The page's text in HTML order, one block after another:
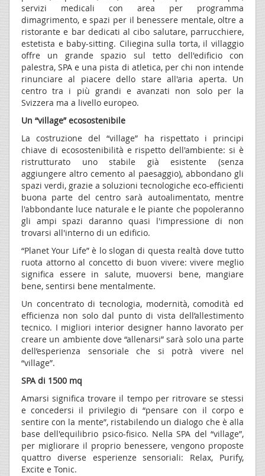
servizi medicali con area per programma
dimagrimento, e spazi per il benessere mentale, oltre a
ristorante e bar dedicati al cibo salutare, parrucchiere,
estetista e baby-sitting. Ciliegina sulla torta, il villaggio
offre un grande spazio sul tetto dell'edificio con
palestra, SPA e una pista di atletica, per chi non intende
rinunciare al piacere dello stare all'aria aperta. Un
centro tra i più grandi e avanzati non solo per la
Svizzera ma a livello europeo.
Un “village” ecosostenibile
La costruzione del “village” ha rispettato i principi
chiave di ecosostenibilità e rispetto dell'ambiente: si è
ristrutturato uno stabile già esistente (senza
aggiungere altro cemento al paesaggio), abbondano gli
spazi verdi, grazie a soluzioni tecnologiche eco-efficienti
buona parte del centro sarà autoalimentato, mentre
l'abbondante luce naturale e le piante che popoleranno
gli ampi spazi daranno quasi l'impressione di non
trovarsi all'interno di un edificio.
“Planet Your Life” è lo slogan di questa realtà dove tutto
ruota attorno al concetto di buon vivere: vivere meglio
significa essere in salute, muoversi bene, mangiare
bene, sentirsi bene mentalmente.
Un concentrato di tecnologia, modernità, comodità ed
efficienza non solo dal punto di vista dell’allestimento
tecnico. I migliori interior designer hanno lavorato per
creare un ambiente dove “allenarsi” sarà solo una parte
dell’esperienza sensoriale che si potrà vivere nel
“village”.
SPA di 1500 mq
Amarsi significa trovare il tempo per ritrovare se stessi
e concedersi il privilegio di “pensare con il corpo e
sentire con la mente”, ristabilendo un dialogo che è alla
base dell'equilibrio psico-fisico. Nella SPA del “village”,
per migliorare il proprio benessere, vengono proposte
quattro diverse esperienze sensoriali: Relax, Purify,
Excite e Tonic.